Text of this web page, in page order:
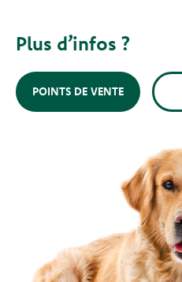
Plus d’infos ?
POINTS DE VENTE